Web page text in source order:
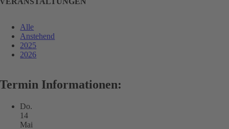
Alle
Anstehend
2025
2026
Termin Informationen:
Do.
14
Mai